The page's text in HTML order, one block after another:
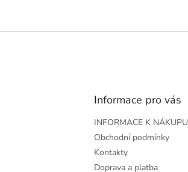
Informace pro vás
INFORMACE K NÁKUPU
Obchodní podmínky
Kontakty
Doprava a platba